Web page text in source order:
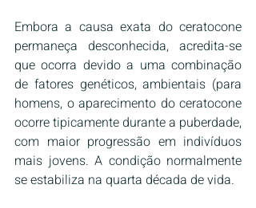
Embora a causa exata do ceratocone
permaneça desconhecida, acredita-se
que ocorra devido a uma combinação
de fatores genéticos, ambientais (para
homens, o aparecimento do ceratocone
ocorre tipicamente durante a puberdade,
com maior progressão em indivíduos
mais jovens. A condição normalmente
se estabiliza na quarta década de vida.